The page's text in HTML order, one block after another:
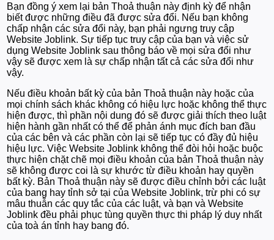
Bạn đồng ý xem lại bản Thoả thuận này định kỳ để nhận
biết được những điều đã được sửa đổi. Nếu bạn không
chấp nhận các sửa đổi này, bạn phải ngưng truy cập
Website Joblink. Sự tiếp tục truy cập của bạn và việc sử
dụng Website Joblink sau thông báo về mọi sửa đổi như
vậy sẽ được xem là sự chấp nhận tất cả các sửa đổi như
vậy.
Nếu điều khoản bất kỳ của bản Thoả thuận này hoặc của
mọi chính sách khác không có hiệu lực hoặc không thể thực
hiện được, thì phần nội dung đó sẽ được giải thích theo luật
hiện hành gần nhất có thể để phản ánh mục đích ban đầu
của các bên và các phần còn lại sẽ tiếp tục có đầy đủ hiệu
hiệu lực. Việc Website Joblink không thể đòi hỏi hoặc buộc
thực hiện chặt chẽ mọi điều khoản của bản Thoả thuận này
sẽ không được coi là sự khước từ điều khoản hay quyền
bất kỳ. Bản Thoả thuận này sẽ được điều chỉnh bởi các luật
của bang hay tỉnh sở tại của Website Joblink, trừ phi có sự
mâu thuẫn các quy tắc của các luật, và bạn và Website
Joblink đều phải phục tùng quyền thực thi pháp lý duy nhất
của toà án tỉnh hay bang đó.